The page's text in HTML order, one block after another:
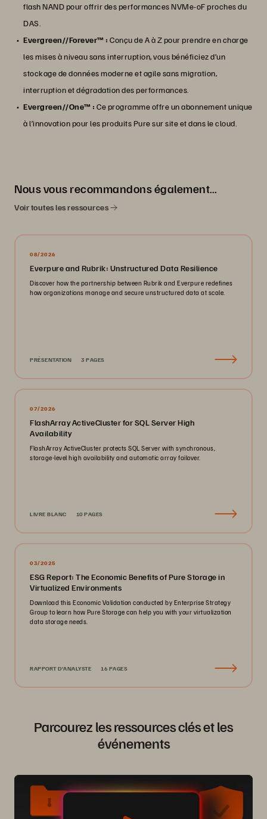
flash NAND pour offrir des performances NVMe-oF proches du
DAS.
Evergreen//Forever™ : Conçu de A à Z pour prendre en charge
les mises à niveau sans interruption, vous bénéficiez d’un
stockage de données moderne et agile sans migration,
interruption et dégradation des performances.
Evergreen//One™ : Ce programme offre un abonnement unique
à l’innovation pour les produits Pure sur site et dans le cloud.
Nous vous recommandons également…
Voir toutes les ressources
08/2026
Everpure and Rubrik: Unstructured Data Resilience
Discover how the partnership between Rubrik and Everpure redefines
how organizations manage and secure unstructured data at scale.
PRÉSENTATION 3 PAGES
07/2026
FlashArray ActiveCluster for SQL Server High
Availability
FlashArray ActiveCluster protects SQL Server with synchronous,
storage-level high availability and automatic array failover.
LIVRE BLANC 10 PAGES
03/2025
ESG Report: The Economic Benefits of Pure Storage in
Virtualized Environments
Download this Economic Validation conducted by Enterprise Strategy
Group to learn how Pure Storage can help you with your virtualization
data storage needs.
RAPPORT D’ANALYSTE 16 PAGES
Parcourez les ressources clés et les
événements